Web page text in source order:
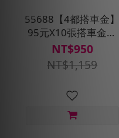
55688【4都搭車金】
95元X10張搭車金★
贈搭車金60元 (限定桃
園、台中、台南、高
雄區域使用)
NT$950
NT$1,159